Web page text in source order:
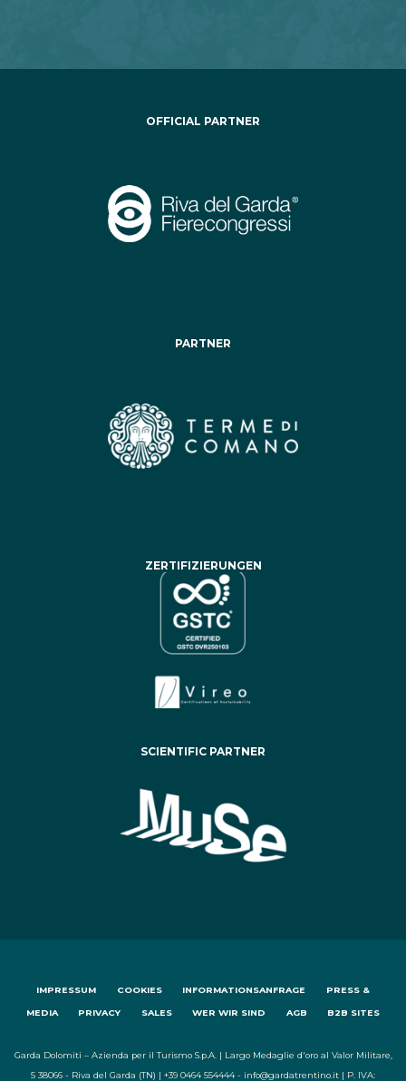
OFFICIAL PARTNER
PARTNER
ZERTIFIZIERUNGEN
SCIENTIFIC PARTNER
IMPRESSUM COOKIES INFORMATIONSANFRAGE PRESS &
MEDIA PRIVACY SALES WER WIR SIND AGB B2B SITES
Garda Dolomiti – Azienda per il Turismo S.p.A. | Largo Medaglie d'oro al Valor Militare,
5 38066 - Riva del Garda (TN) | +39 0464 554444 - info@gardatrentino.it | P. IVA: